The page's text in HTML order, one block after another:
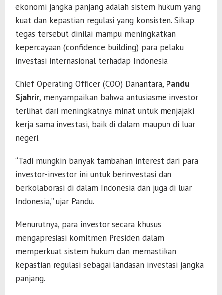
ekonomi jangka panjang adalah sistem hukum yang
kuat dan kepastian regulasi yang konsisten. Sikap
tegas tersebut dinilai mampu meningkatkan
kepercayaan (confidence building) para pelaku
investasi internasional terhadap Indonesia.
Chief Operating Officer (COO) Danantara, Pandu
Sjahrir, menyampaikan bahwa antusiasme investor
terlihat dari meningkatnya minat untuk menjajaki
kerja sama investasi, baik di dalam maupun di luar
negeri.
“Tadi mungkin banyak tambahan interest dari para
investor-investor ini untuk berinvestasi dan
berkolaborasi di dalam Indonesia dan juga di luar
Indonesia,” ujar Pandu.
Menurutnya, para investor secara khusus
mengapresiasi komitmen Presiden dalam
memperkuat sistem hukum dan memastikan
kepastian regulasi sebagai landasan investasi jangka
panjang.